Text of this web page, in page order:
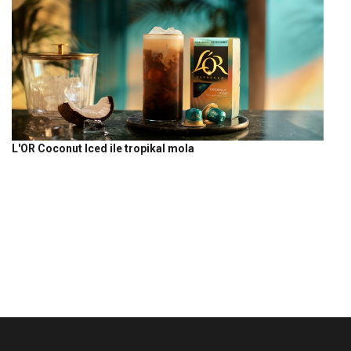
L'OR Coconut Iced ile tropikal mola